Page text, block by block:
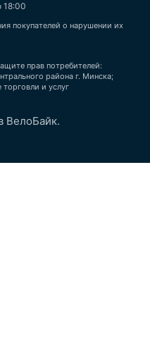
18:00
покупателей о нарушении их
прав потребителей:
района г. Минска;
и услуг
ВелоБайк.